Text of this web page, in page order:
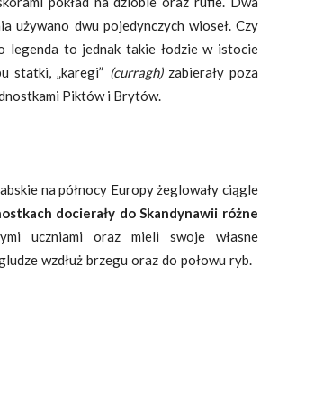
używano dwu pojedynczych wioseł. Czy
legenda to jednak takie łodzie w istocie
statki, „karegi” (curragh)zabierały poza
Piktów i Brytów.
na północy Europy żeglowały ciągle
docierały do Skandynawii różne
uczniami oraz mieli swoje własne
wzdłuż brzegu oraz do połowu ryb.